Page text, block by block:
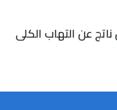
عن التهاب الكلى